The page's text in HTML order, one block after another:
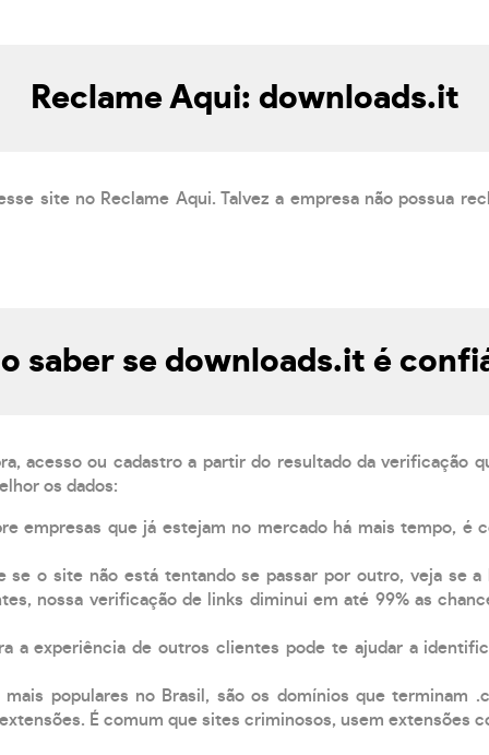
Reclame Aqui: downloads.it
site no Reclame Aqui. Talvez a empresa não possua
saber se downloads.it é
acesso ou cadastro a partir do resultado da verificação
os dados:
empresas que já estejam no mercado há mais tempo, é
se o site não está tentando se passar por outro, veja se a
nossa verificação de links diminui em até 99% as
a experiência de outros clientes pode te ajudar a
mais populares no Brasil, são os domínios que terminam
É comum que sites criminosos, usem extensões